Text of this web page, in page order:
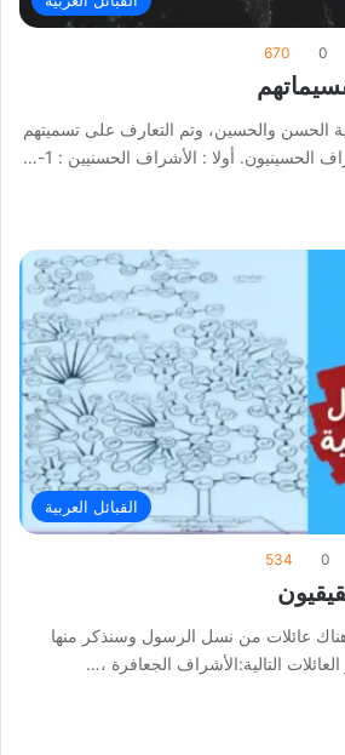
0
670
الحسن والحسين، وتم التعارف على تسميتهم
الحسينيون. أولا : الأشراف الحسنيين : 1-…
القبائل العربية
0
534
عائلات من نسل الرسول وسنذكر منها
التالية:الأشراف الجعافرة ،…